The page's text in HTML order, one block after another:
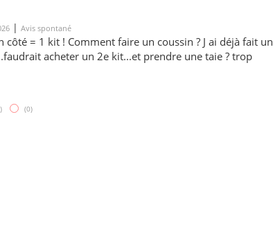
| Avis spontané
côté = 1 kit ! Comment faire un coussin ? J ai déjà fait un
acheter un 2e kit...et prendre une taie ? trop
) (0)